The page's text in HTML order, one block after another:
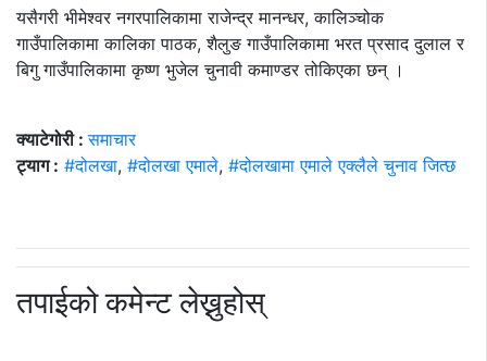
यसैगरी भीमेश्वर नगरपालिकामा राजेन्द्र मानन्धर, कालिञ्चोक
गाउँपालिकामा कालिका पाठक, शैलुङ गाउँपालिकामा भरत प्रसाद दुलाल र
बिगु गाउँपालिकामा कृष्ण भुजेल चुनावी कमाण्डर तोकिएका छन् ।
क्याटेगोरी :समाचार
ट्याग : #दोलखा, #दोलखा एमाले, #दोलखामा एमाले एक्लैले चुनाव जित्छ
तपाईको कमेन्ट लेख्नुहोस्